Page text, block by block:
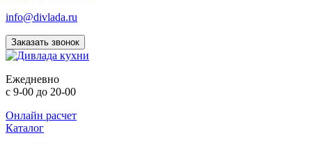
info@divlada.ru
Заказать звонок
Ежедневно
с 9-00 до 20-00
Онлайн расчет
Каталог